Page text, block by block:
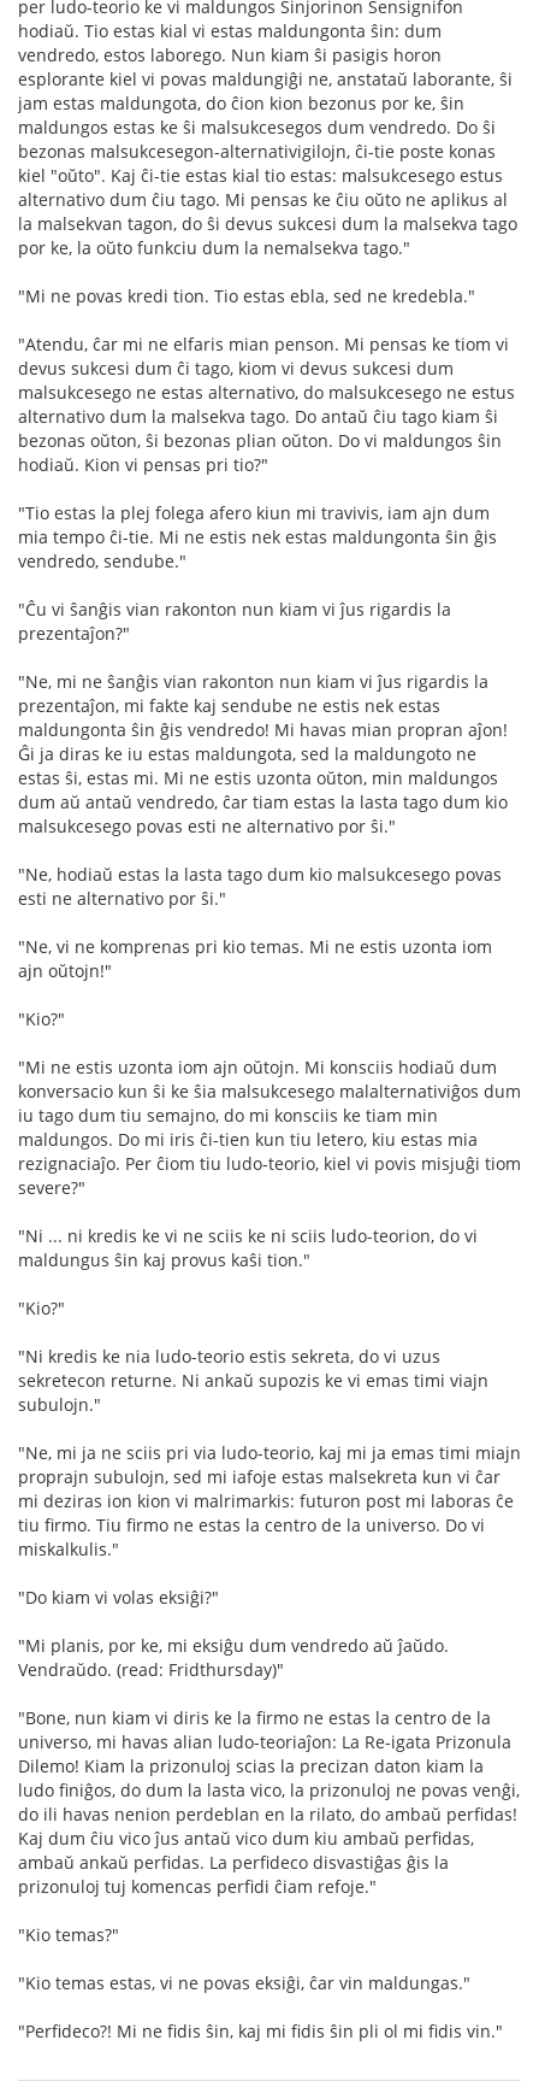
per ludo-teorio ke vi maldungos Sinjorinon Sensignifon
hodiaŭ. Tio estas kial vi estas maldungonta ŝin: dum
vendredo, estos laborego. Nun kiam ŝi pasigis horon
esplorante kiel vi povas maldungiĝi ne, anstataŭ laborante, ŝi
jam estas maldungota, do ĉion kion bezonus por ke, ŝin
maldungos estas ke ŝi malsukcesegos dum vendredo. Do ŝi
bezonas malsukcesegon-alternativigilojn, ĉi-tie poste konas
kiel "oŭto". Kaj ĉi-tie estas kial tio estas: malsukcesego estus
alternativo dum ĉiu tago. Mi pensas ke ĉiu oŭto ne aplikus al
la malsekvan tagon, do ŝi devus sukcesi dum la malsekva tago
por ke, la oŭto funkciu dum la nemalsekva tago."
"Mi ne povas kredi tion. Tio estas ebla, sed ne kredebla."
"Atendu, ĉar mi ne elfaris mian penson. Mi pensas ke tiom vi
devus sukcesi dum ĉi tago, kiom vi devus sukcesi dum
malsukcesego ne estas alternativo, do malsukcesego ne estus
alternativo dum la malsekva tago. Do antaŭ ĉiu tago kiam ŝi
bezonas oŭton, ŝi bezonas plian oŭton. Do vi maldungos ŝin
hodiaŭ. Kion vi pensas pri tio?"
"Tio estas la plej folega afero kiun mi travivis, iam ajn dum
mia tempo ĉi-tie. Mi ne estis nek estas maldungonta ŝin ĝis
vendredo, sendube."
"Ĉu vi ŝanĝis vian rakonton nun kiam vi ĵus rigardis la
prezentaĵon?"
"Ne, mi ne ŝanĝis vian rakonton nun kiam vi ĵus rigardis la
prezentaĵon, mi fakte kaj sendube ne estis nek estas
maldungonta ŝin ĝis vendredo! Mi havas mian propran aĵon!
Ĝi ja diras ke iu estas maldungota, sed la maldungoto ne
estas ŝi, estas mi. Mi ne estis uzonta oŭton, min maldungos
dum aŭ antaŭ vendredo, ĉar tiam estas la lasta tago dum kio
malsukcesego povas esti ne alternativo por ŝi."
"Ne, hodiaŭ estas la lasta tago dum kio malsukcesego povas
esti ne alternativo por ŝi."
"Ne, vi ne komprenas pri kio temas. Mi ne estis uzonta iom
ajn oŭtojn!"
"Kio?"
"Mi ne estis uzonta iom ajn oŭtojn. Mi konsciis hodiaŭ dum
konversacio kun ŝi ke ŝia malsukcesego malalternativiĝos dum
iu tago dum tiu semajno, do mi konsciis ke tiam min
maldungos. Do mi iris ĉi-tien kun tiu letero, kiu estas mia
rezignaciaĵo. Per ĉiom tiu ludo-teorio, kiel vi povis misjuĝi tiom
severe?"
"Ni ... ni kredis ke vi ne sciis ke ni sciis ludo-teorion, do vi
maldungus ŝin kaj provus kaŝi tion."
"Kio?"
"Ni kredis ke nia ludo-teorio estis sekreta, do vi uzus
sekretecon returne. Ni ankaŭ supozis ke vi emas timi viajn
subulojn."
"Ne, mi ja ne sciis pri via ludo-teorio, kaj mi ja emas timi miajn
proprajn subulojn, sed mi iafoje estas malsekreta kun vi ĉar
mi deziras ion kion vi malrimarkis: futuron post mi laboras ĉe
tiu firmo. Tiu firmo ne estas la centro de la universo. Do vi
miskalkulis."
"Do kiam vi volas eksiĝi?"
"Mi planis, por ke, mi eksiĝu dum vendredo aŭ ĵaŭdo.
Vendraŭdo. (read: Fridthursday)"
"Bone, nun kiam vi diris ke la firmo ne estas la centro de la
universo, mi havas alian ludo-teoriaĵon: La Re-igata Prizonula
Dilemo! Kiam la prizonuloj scias la precizan daton kiam la
ludo finiĝos, do dum la lasta vico, la prizonuloj ne povas venĝi,
do ili havas nenion perdeblan en la rilato, do ambaŭ perfidas!
Kaj dum ĉiu vico ĵus antaŭ vico dum kiu ambaŭ perfidas,
ambaŭ ankaŭ perfidas. La perfideco disvastiĝas ĝis la
prizonuloj tuj komencas perfidi ĉiam refoje."
"Kio temas?"
"Kio temas estas, vi ne povas eksiĝi, ĉar vin maldungas."
"Perfideco?! Mi ne fidis ŝin, kaj mi fidis ŝin pli ol mi fidis vin."